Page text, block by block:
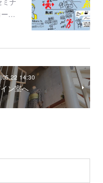
…
14:30
ン室へ